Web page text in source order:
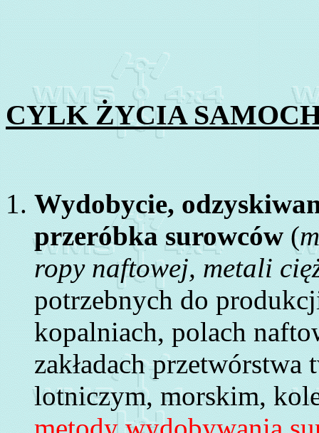
CYLK ŻYCIA
Wydobycie,
przeróbka surowców (
ropy naftowej, metali
potrzebnych do
kopalniach, polach
zakładach
lotniczym, morskim,